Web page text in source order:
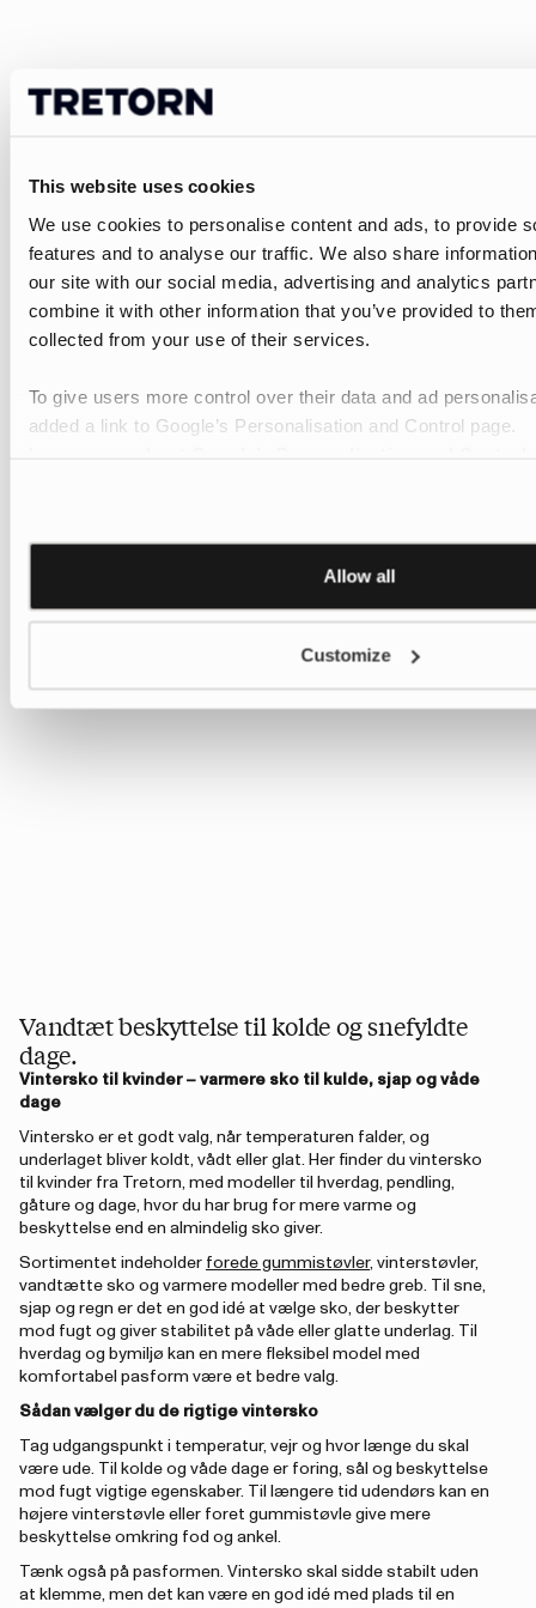
This website uses cookies
We use cookies to personalise content and ads, to provide
features and to analyse our traffic. We also share
our site with our social media, advertising and analytics
combine it with other information that you’ve provided to
collected from your use of their services.
To give users more control over their data and ad
added a link to Google’s Personalisation and Control page.
Allow all
Customize
Vandtæt beskyttelse til kolde og snefyldte
dage.
Vintersko til kvinder – varmere sko til kulde, sjap og våde
dage
Vintersko er et godt valg, når temperaturen falder, og
underlaget bliver koldt, vådt eller glat. Her finder du vintersko
til kvinder fra Tretorn, med modeller til hverdag, pendling,
gåture og dage, hvor du har brug for mere varme og
beskyttelse end en almindelig sko giver.
Sortimentet indeholder forede gummistøvler, vinterstøvler,
vandtætte sko og varmere modeller med bedre greb. Til sne,
sjap og regn er det en god idé at vælge sko, der beskytter
mod fugt og giver stabilitet på våde eller glatte underlag. Til
hverdag og bymiljø kan en mere fleksibel model med
komfortabel pasform være et bedre valg.
Sådan vælger du de rigtige vintersko
Tag udgangspunkt i temperatur, vejr og hvor længe du skal
være ude. Til kolde og våde dage er foring, sål og beskyttelse
mod fugt vigtige egenskaber. Til længere tid udendørs kan en
højere vinterstøvle eller foret gummistøvle give mere
beskyttelse omkring fod og ankel.
Tænk også på pasformen. Vintersko skal sidde stabilt uden
at klemme, men det kan være en god idé med plads til en